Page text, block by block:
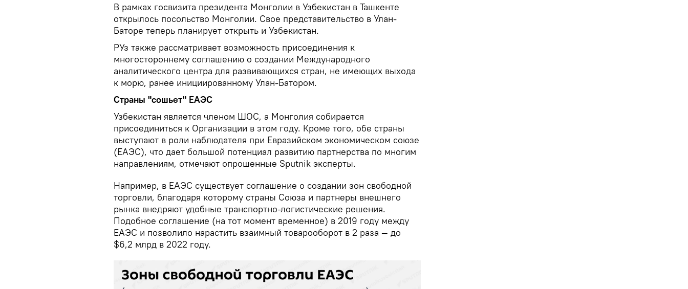
В рамках госвизита президента Монголии в Узбекистан в Ташкенте
открылось посольство Монголии. Свое представительство в Улан-
Баторе теперь планирует открыть и Узбекистан.
РУз также рассматривает возможность присоединения к
многостороннему соглашению о создании Международного
аналитического центра для развивающихся стран, не имеющих выхода
к морю, ранее инициированному Улан-Батором.
Страны "сошьет" ЕАЭС
Узбекистан является членом ШОС, а Монголия собирается
присоединиться к Организации в этом году. Кроме того, обе страны
выступают в роли наблюдателя при Евразийском экономическом союзе
(ЕАЭС), что дает большой потенциал развитию партнерства по многим
направлениям, отмечают опрошенные Sputnik эксперты.
Например, в ЕАЭС существует соглашение о создании зон свободной
торговли, благодаря которому страны Союза и партнеры внешнего
рынка внедряют удобные транспортно-логистические решения.
Подобное соглашение (на тот момент временное) в 2019 году между
ЕАЭС и позволило нарастить взаимный товарооборот в 2 раза — до
$6,2 млрд в 2022 году.